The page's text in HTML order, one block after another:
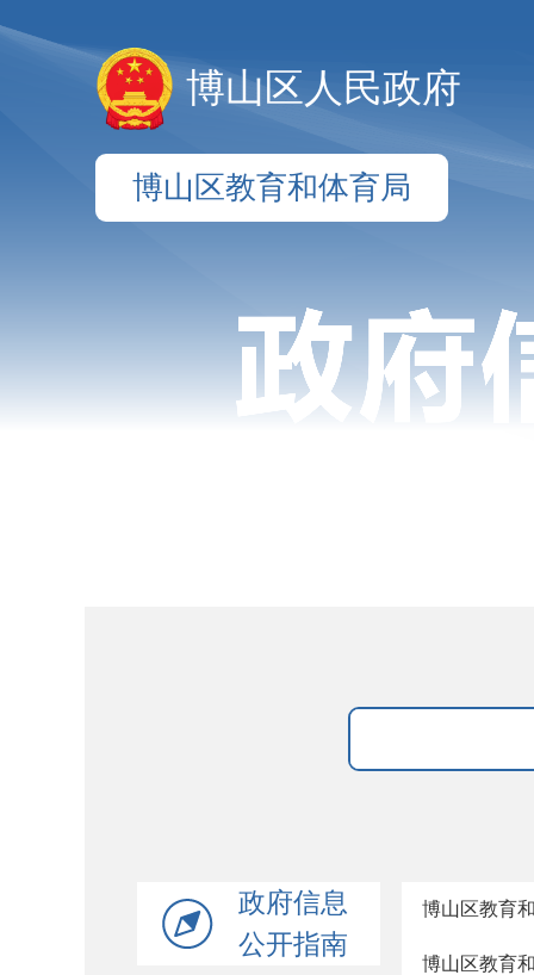
博山区人民政府
博山区教育和体育局
政府信息
公开指南
博山区教育
博山区教育